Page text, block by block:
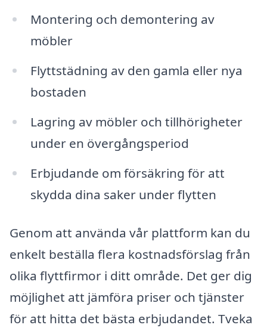
Montering och demontering av
möbler
Flyttstädning av den gamla eller nya
bostaden
Lagring av möbler och tillhörigheter
under en övergångsperiod
Erbjudande om försäkring för att
skydda dina saker under flytten
Genom att använda vår plattform kan du
enkelt beställa flera kostnadsförslag från
olika flyttfirmor i ditt område. Det ger dig
möjlighet att jämföra priser och tjänster
för att hitta det bästa erbjudandet. Tveka